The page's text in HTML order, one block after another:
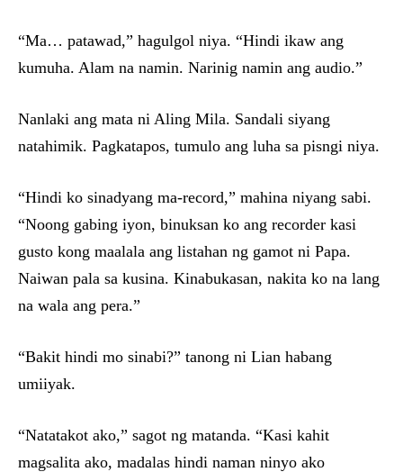
“Ma… patawad,” hagulgol niya. “Hindi ikaw ang
kumuha. Alam na namin. Narinig namin ang audio.”
Nanlaki ang mata ni Aling Mila. Sandali siyang
natahimik. Pagkatapos, tumulo ang luha sa pisngi niya.
“Hindi ko sinadyang ma-record,” mahina niyang sabi.
“Noong gabing iyon, binuksan ko ang recorder kasi
gusto kong maalala ang listahan ng gamot ni Papa.
Naiwan pala sa kusina. Kinabukasan, nakita ko na lang
na wala ang pera.”
“Bakit hindi mo sinabi?” tanong ni Lian habang
umiiyak.
“Natatakot ako,” sagot ng matanda. “Kasi kahit
magsalita ako, madalas hindi naman ninyo ako